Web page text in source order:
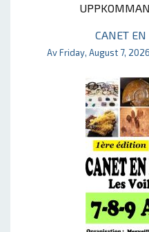
CANET
Av Friday, August 7,